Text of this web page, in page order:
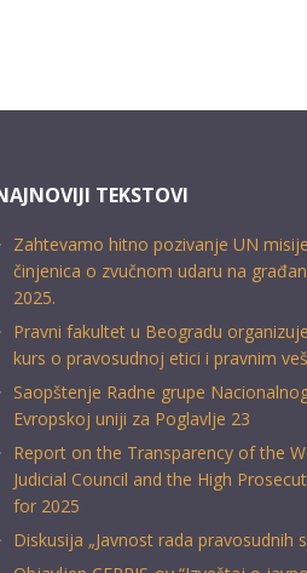
TEKSTOVI
Zahtevamo hitno pozivanje UN
činjenica o zvučnom udaru na
2025.
Pravni fakultet u Beogradu
kurs o pravosudnoj etici i pravnim
Saopštenje Radne grupe
Evropskoj uniji za Poglavlje 23
Report on the Transparency of the
Judicial Council and the High
for 2025
Diskusija „Javnost rada pravosudnih